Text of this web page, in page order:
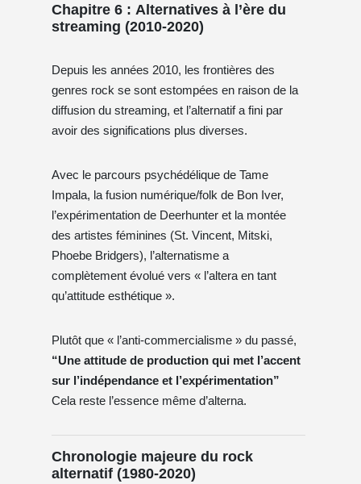
Chapitre 6 : Alternatives à l’ère du
streaming (2010-2020)
Depuis les années 2010, les frontières des
genres rock se sont estompées en raison de la
diffusion du streaming, et l’alternatif a fini par
avoir des significations plus diverses.
Avec le parcours psychédélique de Tame
Impala, la fusion numérique/folk de Bon Iver,
l’expérimentation de Deerhunter et la montée
des artistes féminines (St. Vincent, Mitski,
Phoebe Bridgers), l’alternatisme a
complètement évolué vers « l’altera en tant
qu’attitude esthétique ».
Plutôt que « l’anti-commercialisme » du passé,
“Une attitude de production qui met l’accent
sur l’indépendance et l’expérimentation”
Cela reste l’essence même d’alterna.
Chronologie majeure du rock
alternatif (1980-2020)